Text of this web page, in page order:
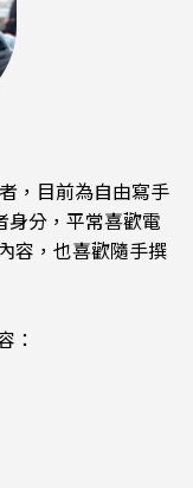
，目前為自由寫手
分，平常喜歡電
容，也喜歡隨手撰
：